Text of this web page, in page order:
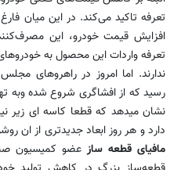
تعرفه‌ تاکید می‌کند. در این میان
افزایش قیمت خودرو، این
تعرفه واردات این محصول به
ندارند. اما امروز در راهروهای
رسید که از افشاگری شروع شده وبه
نشان میدهد که قطعا کاسه ای زیر
دارد و هر روز ابعاد جدیدتری از ان
مافیای قطعه سازعضو کمیسیون